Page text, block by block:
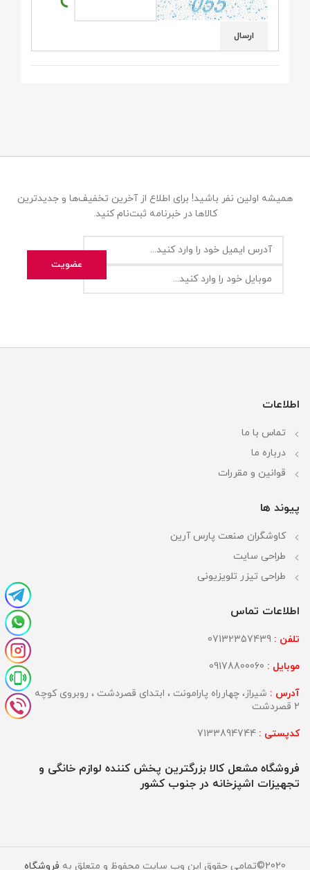
همیشه اولین نفر باشید! برای اطلاع از آخرین تخفیف‌ها و جدیدترین
کالاها در خبرنامه ثبت‌نام کنید.
اطلاعات
تماس با ما
درباره ما
قوانین و مقررات
پیوند ها
کاوشگران صنعت پارس آرین
طراحی سایت
طراحی تیزر تلویزیونی
اطلاعات تماس
تلفن :
موبایل :
آدرس : شیراز، چهارراه پارامونت ، ابتدای قصردشت ، روبروی کوچه
2 قصردشت
کدپستی :
فروشگاه مشعل کالا بزرگترین پخش کننده لوازم خانگی و
تجهیزات اشپزخانه در جنوب کشور
2020©تمامی حقوق این وب سایت محفوظ و متعلق به فروشگاه